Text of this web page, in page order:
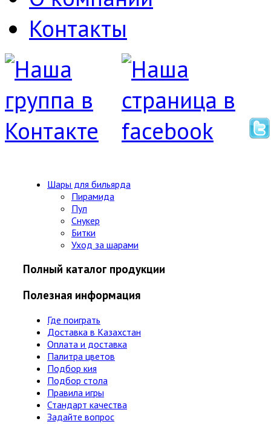
Контакты
Шары для бильярда
Пирамида
Пул
Снукер
Битки
Уход за шарами
Полный каталог продукции
Полезная информация
Где поиграть
Доставка в Казахстан
Оплата и доставка
Палитра цветов
Подбор кия
Подбор стола
Правила игры
Стандарт качества
Задайте вопрос